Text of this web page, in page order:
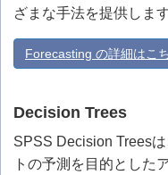
ざまな手法を提供します
Forecasting の詳細はこ
Decision Trees
SPSS Decision Trees
トの予測を目的とした